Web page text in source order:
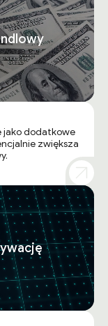
jako dodatkowe
zwiększa